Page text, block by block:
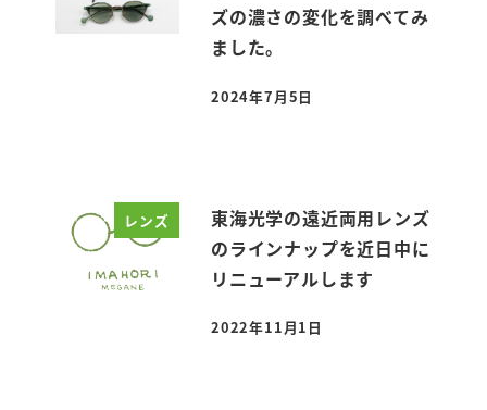
ズの濃さの変化を調べてみ
ました。
投稿日
2024年7月5日
レンズ
東海光学の遠近両用レンズ
のラインナップを近日中に
リニューアルします
投稿日
2022年11月1日